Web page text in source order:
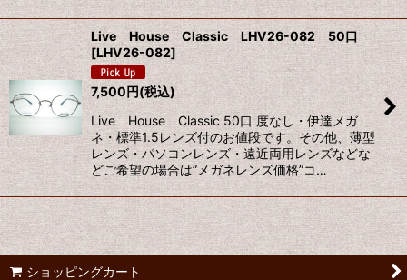
Live House Classic LHV26-082 50口
[LHV26-082]
7,500円(税込)
Live House Classic 50口 度なし・伊達メガ
ネ・標準1.5レンズ付のお値段です。その他、薄型
レンズ・パソコンレンズ・遠近両用レンズなどな
どご希望の場合は”メガネレンズ価格”コ…
ショッピングカート